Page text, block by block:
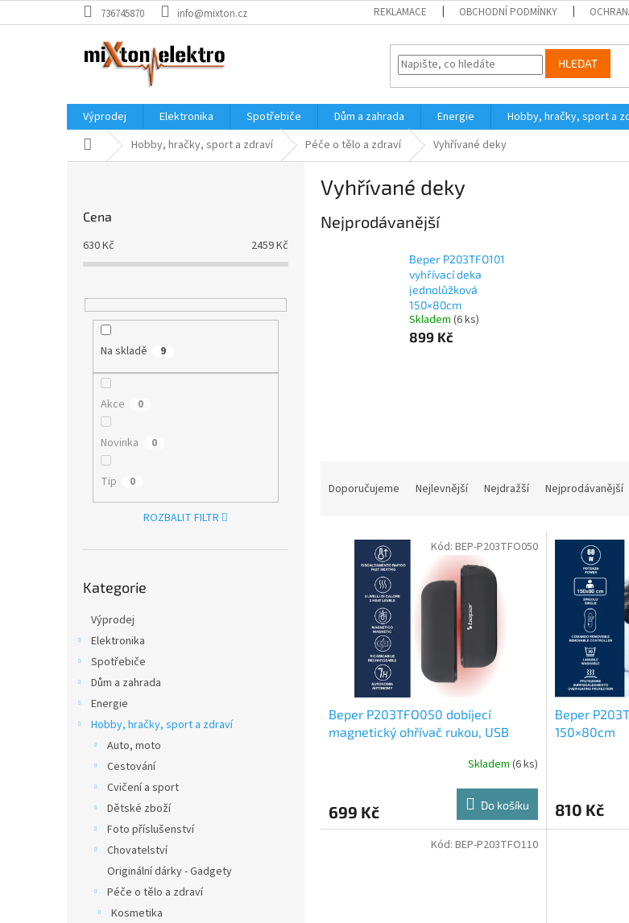
na
736745870 info@mixton.cz REKLAMACE OBCHODNÍ PODMÍNKY
HLEDAT
Výprodej Elektronika Spotřebiče Dům a zahrada Energie Hobby, hračky, sport a
Domů Hobby, hračky, sport a zdraví Péče o tělo a zdraví Vyhřívané deky
Cena
630Kč 2459Kč
Na skladě 9
Akce 0
Novinka 0
Tip 0
ROZBALIT FILTR
kategorie
Kategorie
Výprodej
Elektronika
Spotřebiče
Dům a zahrada
Energie
Hobby, hračky, sport a zdraví
Auto, moto
Cestování
Cvičení a sport
Dětské zboží
Foto příslušenství
Chovatelství
Originální dárky - Gadgety
Péče o tělo a zdraví
Kosmetika
Vyhřívané deky
Nejprodávanější
Beper P203TFO101
vyhřívací deka
jednolůžková
150×80cm
Skladem (6 ks)
899 Kč
Doporučujeme Nejlevnější Nejdražší Nejprodávanější
Beper P203TFO050 dobíjecí
magnetický ohřívač rukou, USB
Skladem (6 ks)
699 Kč Do košíku
Kód: BEP-P203TFO050
Beper
150×80cm
810 Kč
Kód: BEP-P203TFO110